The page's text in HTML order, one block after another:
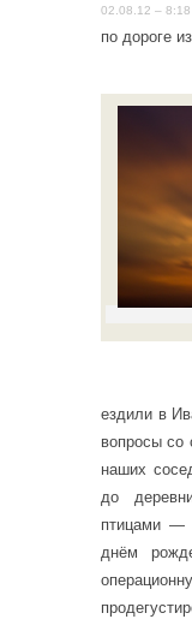
02.08.12 – 8:18
по дороге
ездили в
вопросы со
наших
до
птицами —
днём